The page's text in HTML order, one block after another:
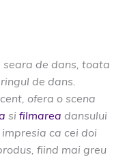
seara de dans, toata
de dans.
ofera o scena
si filmarea dansului
ca cei doi
fiind mai greu